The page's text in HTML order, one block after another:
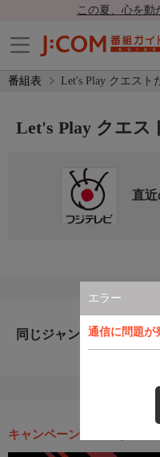
この夏、心を動
番組表 Let's Play クエスト
エラー
通信に問題が
Let's Play クエス
直
同じジャンルのおすすめ
キャンペーン・お得な情報